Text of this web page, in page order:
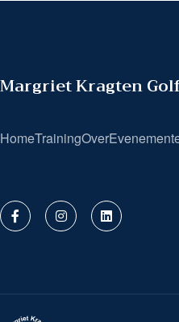
Margriet Kragten
HomeTrainingOver